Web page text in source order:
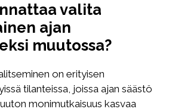
valita
ajan
muutossa?
on erityisen
tilanteissa, joissa ajan säästö
monimutkaisuus kasvaa